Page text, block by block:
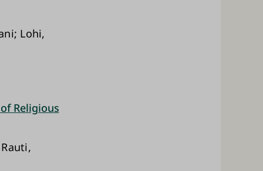
Lohi,
Religious